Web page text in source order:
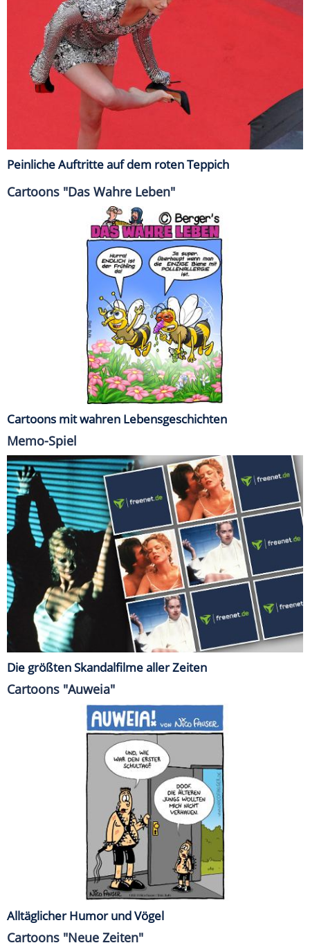
Peinliche Auftritte auf dem roten Teppich
Cartoons "Das Wahre Leben"
Cartoons mit wahren Lebensgeschichten
Memo-Spiel
Die größten Skandalfilme aller Zeiten
Cartoons "Auweia"
Alltäglicher Humor und Vögel
Cartoons "Neue Zeiten"